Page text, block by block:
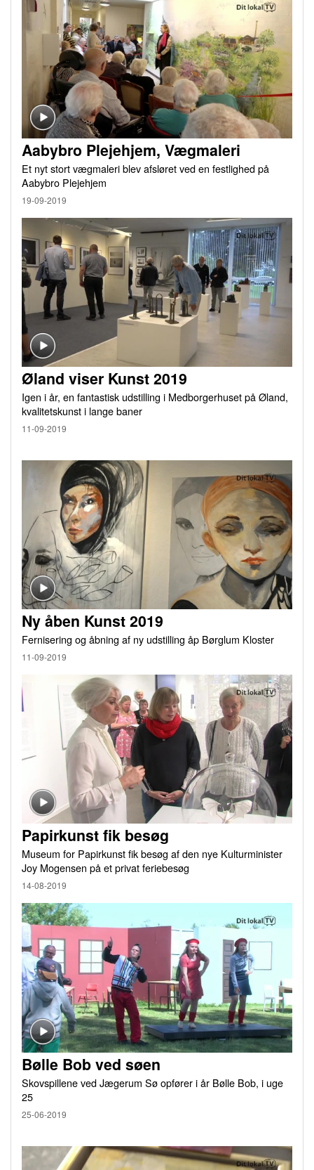
Aabybro Plejehjem, Vægmaleri
Et nyt stort vægmaleri blev afsløret ved en festlighed på
Aabybro Plejehjem
19-09-2019
Øland viser Kunst 2019
Igen i år, en fantastisk udstilling i Medborgerhuset på Øland,
kvalitetskunst i lange baner
11-09-2019
Ny åben Kunst 2019
Fernisering og åbning af ny udstilling åp Børglum Kloster
11-09-2019
Papirkunst fik besøg
Museum for Papirkunst fik besøg af den nye Kulturminister
Joy Mogensen på et privat feriebesøg
14-08-2019
Bølle Bob ved søen
Skovspillene ved Jægerum Sø opfører i år Bølle Bob, i uge
25
25-06-2019